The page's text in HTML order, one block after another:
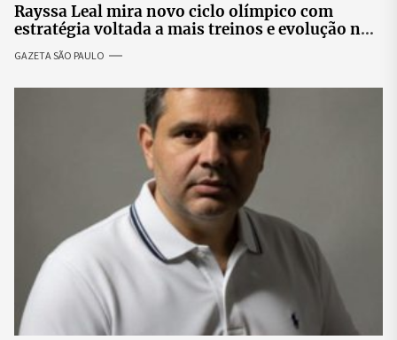
Rayssa Leal mira novo ciclo olímpico com
estratégia voltada a mais treinos e evolução no
GAZETA SÃO PAULO